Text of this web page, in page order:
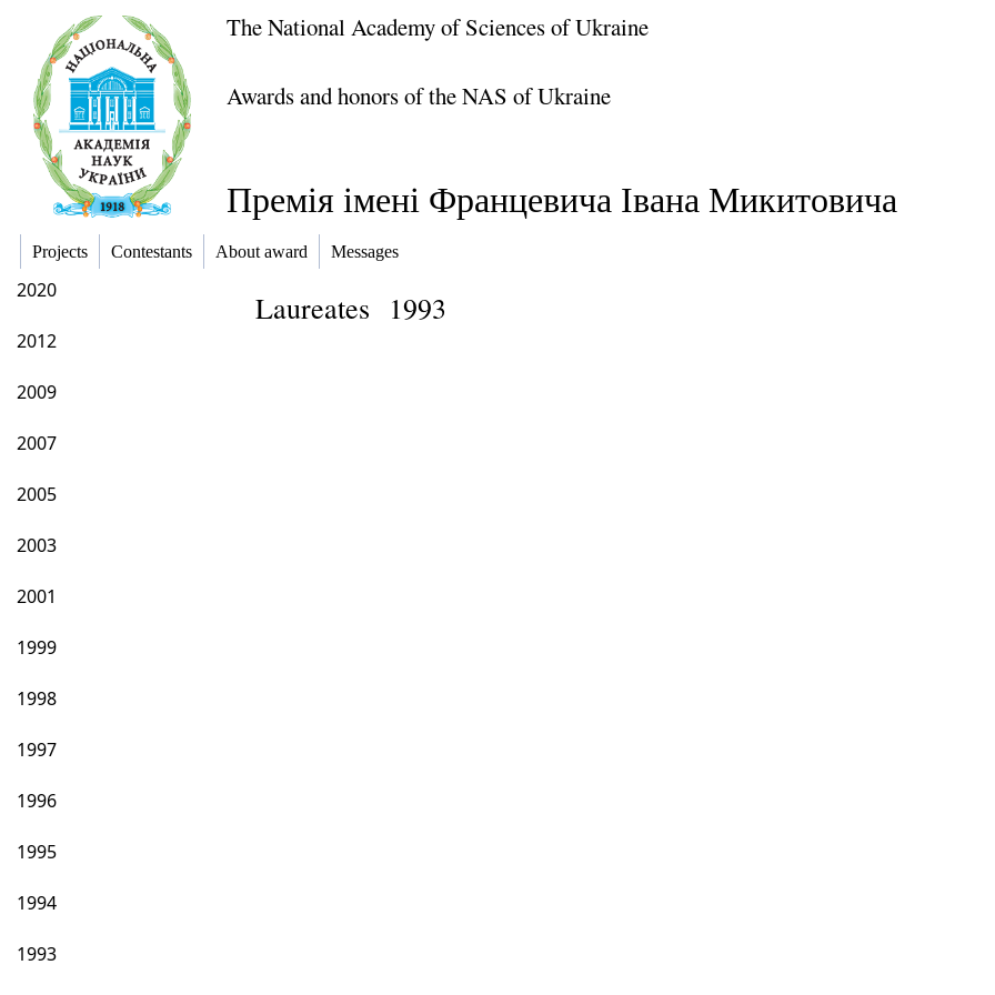
The National Academy of Sciences of Ukraine
Awards and honors of the NAS of Ukraine
Премія імені Францевича Івана Микитовича
Projects Contestants About award Messages
2020
2012
2009
2007
2005
2003
2001
1999
1998
1997
1996
1995
1994
1993
Laureates 1993